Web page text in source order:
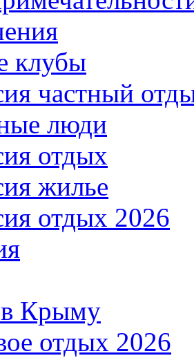
клубы
частный
люди
отдых
жилье
отдых 2026
Крыму
отдых 2026